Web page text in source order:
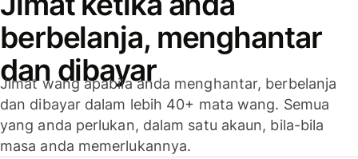
berbelanja, menghantar
dan dibayar
Jimat wang apabila anda menghantar, berbelanja
dan dibayar dalam lebih 40+ mata wang. Semua
yang anda perlukan, dalam satu akaun, bila-bila
masa anda memerlukannya.